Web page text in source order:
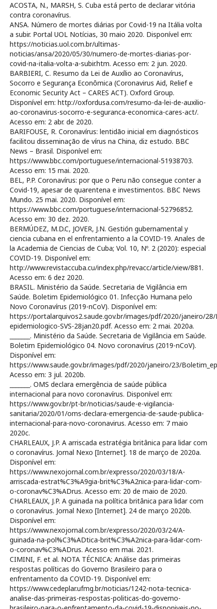
ACOSTA, N., MARSH, S. Cuba está perto de declarar vitória
contra coronavírus.
ANSA. Número de mortes diárias por Covid-19 na Itália volta
a subir. Portal UOL Notícias, 30 maio 2020. Disponível em:
https://noticias.uol.com.br/ultimas-
noticias/ansa/2020/05/30/numero-de-mortes-diarias-por-
covid-na-italia-volta-a-subir.htm. Acesso em: 2 jun. 2020.
BARBIERI, C. Resumo da Lei de Auxílio ao Coronavírus,
Socorro e Segurança Econômica (Coronavirus Aid, Relief e
Economic Security Act – CARES ACT). Oxford Group.
Disponível em: http://oxfordusa.com/resumo-da-lei-de-auxilio-
ao-coronavirus-socorro-e-seguranca-economica-cares-act/.
Acesso em: 2 abr. de 2020.
BARIFOUSE, R. Coronavírus: lentidão inicial em diagnósticos
facilitou disseminação de vírus na China, diz estudo. BBC
News – Brasil. Disponível em:
https://www.bbc.com/portuguese/internacional-51938703.
Acesso em: 15 mai. 2020.
BEL, P.P. Coronavírus: por que o Peru não consegue conter a
Covid-19, apesar de quarentena e investimentos. BBC News
Mundo. 25 mai. 2020. Disponível em:
https://www.bbc.com/portuguese/internacional-52796852.
Acesso em: 30 dez. 2020.
BERMÚDEZ, M.D.C, JOVER, J.N. Gestión gubernamental y
ciencia cubana en el enfrentamiento a la COVID-19. Anales de
la Academia de Ciencias de Cuba; Vol. 10, Nº. 2 (2020): especial
COVID-19. Disponível em:
http://www.revistaccuba.cu/index.php/revacc/article/view/881.
Acesso em: 6 dez 2020.
BRASIL. Ministério da Saúde. Secretaria de Vigilância em
Saúde. Boletim Epidemiológico 01. Infecção Humana pelo
Novo Coronavírus (2019-nCoV). Disponível em:
https://portalarquivos2.saude.gov.br/images/pdf/2020/janeiro/
epidemiologico-SVS-28jan20.pdf. Acesso em: 2 mai. 2020a.
_______. Ministério da Saúde. Secretaria de Vigilância em Saúde.
Boletim Epidemiológico 04. Novo coronavírus (2019-nCoV).
Disponível em:
https://www.saude.gov.br/images/pdf/2020/janeiro/23/
Acesso em: 3 jul. 2020b.
_______. OMS declara emergência de saúde pública
internacional para novo coronavírus. Disponível em:
https://www.gov.br/pt-br/noticias/saude-e-vigilancia-
sanitaria/2020/01/oms-declara-emergencia-de-saude-publica-
internacional-para-novo-coronavirus. Acesso em: 7 maio
2020c.
CHARLEAUX, J.P. A arriscada estratégia britânica para lidar com
o coronavírus. Jornal Nexo [Internet]. 18 de março de 2020a.
Disponível em:
https://www.nexojornal.com.br/expresso/2020/03/18/A-
arriscada-estrat%C3%A9gia-brit%C3%A2nica-para-lidar-com-
o-coronav%C3%ADrus. Acesso em: 20 de maio de 2020.
CHARLEAUX, J.P. A guinada na política britânica para lidar com
o coronavírus. Jornal Nexo [Internet]. 24 de março 2020b.
Disponível em:
https://www.nexojornal.com.br/expresso/2020/03/24/A-
guinada-na-pol%C3%ADtica-brit%C3%A2nica-para-lidar-com-
o-coronav%C3%ADrus. Acesso em mai. 2021.
CIMINI, F. et al. NOTA TÉCNICA: Análise das primeiras
respostas políticas do Governo Brasileiro para o
enfrentamento da COVID-19. Disponível em:
https://www.cedeplar.ufmg.br/noticias/1242-nota-tecnica-
analise-das-primeiras-respostas-politicas-do-governo-